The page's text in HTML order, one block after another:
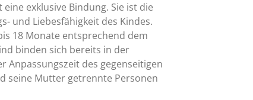
exklusive Bindung. Sie ist die
und Liebesfähigkeit des Kindes.
18 Monate entsprechend dem
binden sich bereits in der
Anpassungszeit des gegenseitigen
seine Mutter getrennte Personen